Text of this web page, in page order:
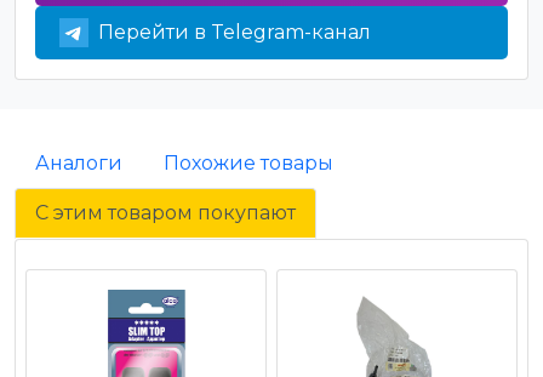
Перейти в Telegram-канал
Аналоги Похожие товары
С этим товаром покупают